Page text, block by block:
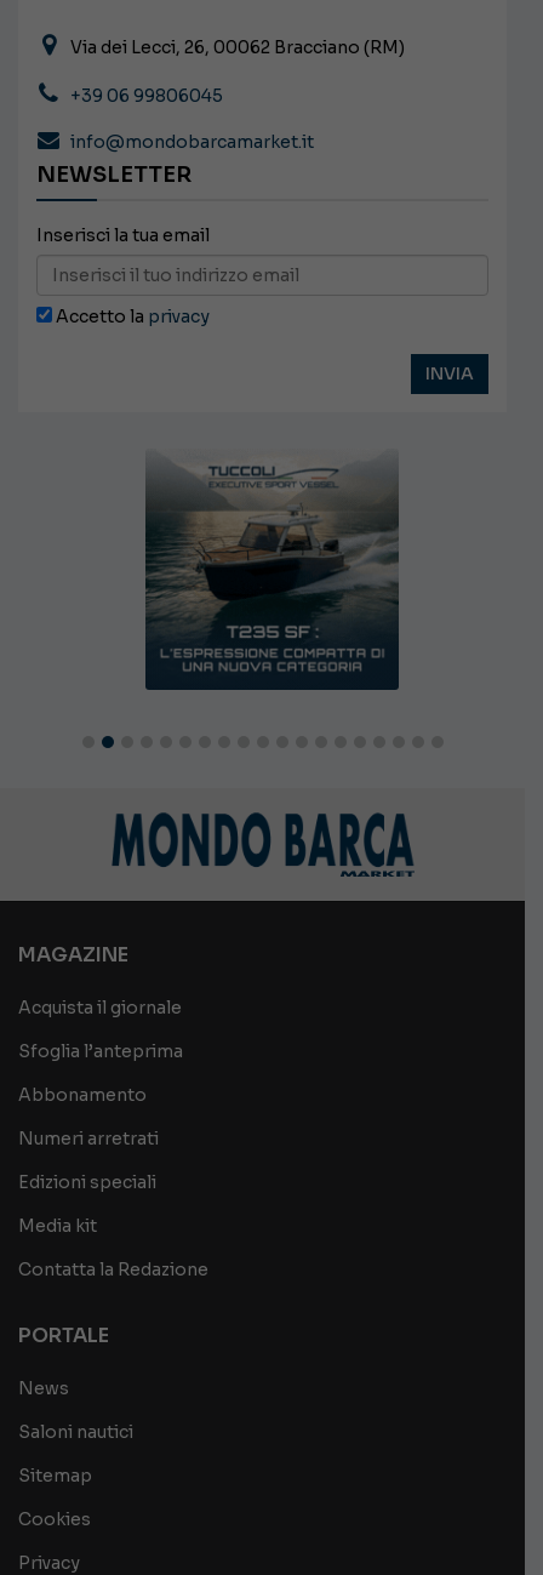
Via dei Lecci, 26, 00062 Bracciano (RM)
+39 06 99806045
info@mondobarcamarket.it
NEWSLETTER
Inserisci la tua email
Accetto la privacy
MAGAZINE
Acquista il giornale
Sfoglia l’anteprima
Abbonamento
Numeri arretrati
Edizioni speciali
Media kit
Contatta la Redazione
PORTALE
News
Saloni nautici
Sitemap
Cookies
Privacy